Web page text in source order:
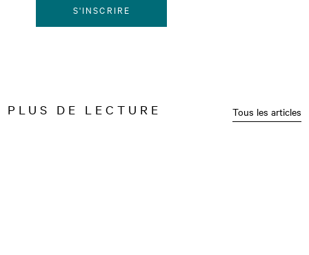
S'INSCRIRE
PLUS DE LECTURE Tous les articles